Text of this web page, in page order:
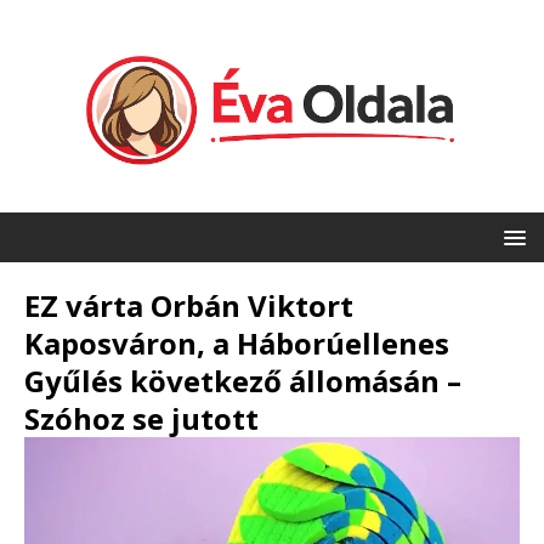
EZ várta Orbán Viktort
Kaposváron, a Háborúellenes
Gyűlés következő állomásán –
Szóhoz se jutott